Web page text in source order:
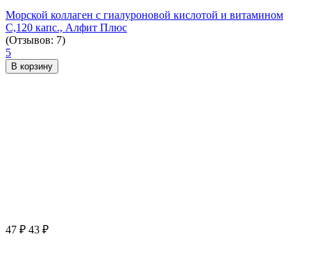
Морской коллаген с гиалуроновой кислотой и витамином
С,120 капс., Алфит Плюс
(Отзывов: 7)
5
В корзину
47 ₽ 43 ₽